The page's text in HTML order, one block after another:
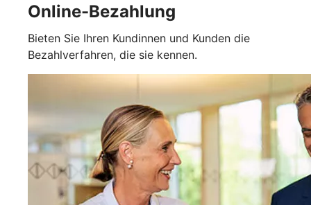
Online-Bezahlung
Bieten Sie Ihren Kundinnen und Kunden die
Bezahlverfahren, die sie kennen.